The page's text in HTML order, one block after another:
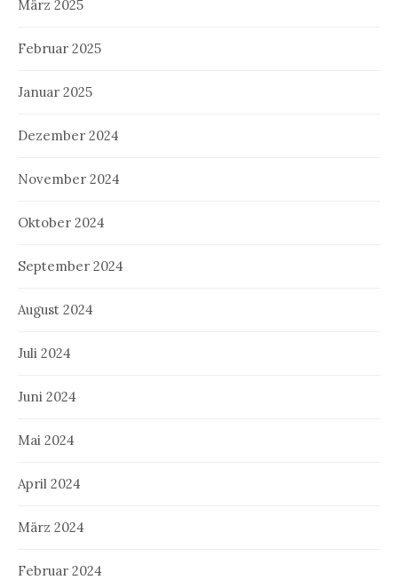
März 2025
Februar 2025
Januar 2025
Dezember 2024
November 2024
Oktober 2024
September 2024
August 2024
Juli 2024
Juni 2024
Mai 2024
April 2024
März 2024
Februar 2024